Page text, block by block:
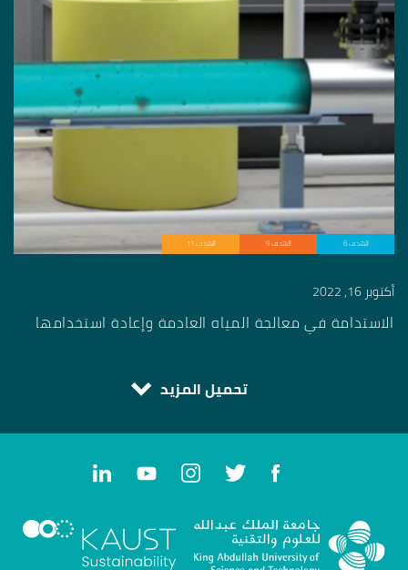
الهدف 6 الهدف 9 الهدف 11
أكتوبر 16, 2022
الاستدامة في معالجة المياه العادمة وإعادة استخدامها
تحميل المزيد